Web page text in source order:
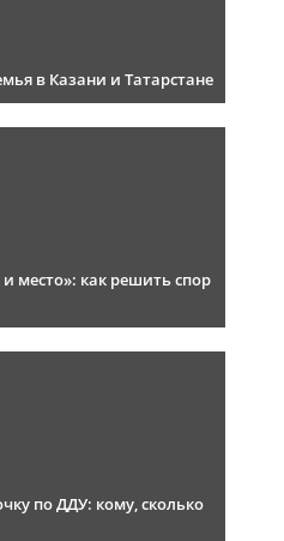
в Казани и Татарстане
место»: как решить спор
по ДДУ: кому, сколько